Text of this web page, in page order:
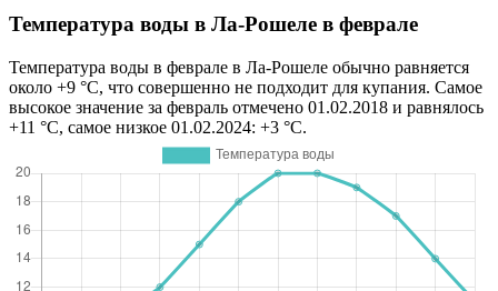
Температура воды в Ла-Рошеле в феврале
Температура воды в феврале в Ла-Рошеле обычно равняется
около +9 °C, что совершенно не подходит для купания. Самое
высокое значение за февраль отмечено 01.02.2018 и равнялось
+11 °C, самое низкое 01.02.2024: +3 °C.